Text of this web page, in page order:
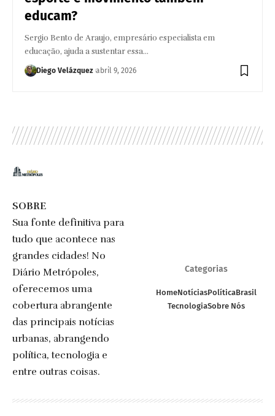
educam?
Sergio Bento de Araujo, empresário especialista em
educação, ajuda a sustentar essa…
Diego Velázquez abril 9, 2026
SOBRE
Sua fonte definitiva para
tudo que acontece nas
grandes cidades! No
Diário Metrópoles,
oferecemos uma
cobertura abrangente
das principais notícias
urbanas, abrangendo
política, tecnologia e
entre outras coisas.
Categorias
HomeNotíciasPolíticaBrasil
TecnologiaSobre Nós